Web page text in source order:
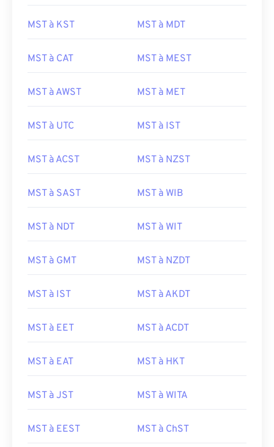
MST à KST MST à MDT
MST à CAT MST à MEST
MST à AWST MST à MET
MST à UTC MST à IST
MST à ACST MST à NZST
MST à SAST MST à WIB
MST à NDT MST à WIT
MST à GMT MST à NZDT
MST à IST MST à AKDT
MST à EET MST à ACDT
MST à EAT MST à HKT
MST à JST MST à WITA
MST à EEST MST à ChST